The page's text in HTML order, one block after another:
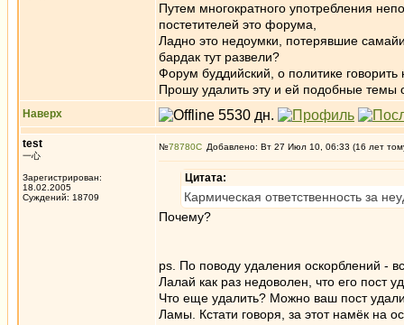
Путем многократного употребления
постетителей это форума,
Ладно это недоумки, потерявшие
бардак тут развели?
Форум буддийский, о политике говорить
Прошу удалить эту и ей подобные темы
Наверх
test
一心
Зарегистрирован:
18.02.2005
Суждений: 18709
№78780 Добавлено: Вт 27 Июл 10, 06:33 (16 лет
Цитата:
Кармическая ответственность за
Почему?
ps. По поводу удаления оскорблений -
Лалай как раз недоволен, что его пост
Что еще удалить? Можно ваш пост
Ламы. Кстати говоря, за этот намёк на